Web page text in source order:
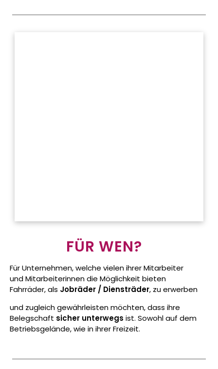
FÜR WEN?
Für Unternehmen, welche vielen ihrer Mitarbeiter
und Mitarbeiterinnen die Möglichkeit bieten
Fahrräder, als Jobräder / Diensträder, zu erwerben
und zugleich gewährleisten möchten, dass ihre
Belegschaft sicher unterwegs ist. Sowohl auf dem
Betriebsgelände, wie in ihrer Freizeit.